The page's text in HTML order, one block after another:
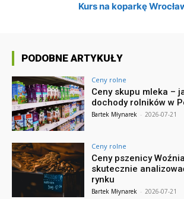
Kurs na koparkę
PODOBNE ARTYKUŁY
Ceny rolne
Ceny skupu mleka –
dochody rolników w
Bartek Młynarek - 2026-07-21
Ceny rolne
Ceny pszenicy
skutecznie
rynku
Bartek Młynarek - 2026-07-21